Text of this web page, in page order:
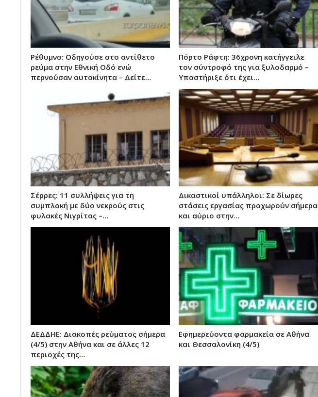
Ρέθυμνο: Οδηγούσε στο αντίθετο
ρεύμα στην Εθνική Οδό ενώ
περνούσαν αυτοκίνητα – Δείτε…
Πόρτο Ράφτη: 36χρονη κατήγγειλε
τον σύντροφό της για ξυλοδαρμό –
Υποστήριξε ότι έχει…
Σέρρες: 11 συλλήψεις για τη
συμπλοκή με δύο νεκρούς στις
φυλακές Νιγρίτας –…
Δικαστικοί υπάλληλοι: Σε δίωρες
στάσεις εργασίας προχωρούν σήμερα
και αύριο στην…
ΔΕΔΔΗΕ: Διακοπές ρεύματος σήμερα
(4/5) στην Αθήνα και σε άλλες 12
περιοχές της…
Εφημερεύοντα φαρμακεία σε Αθήνα
και Θεσσαλονίκη (4/5)